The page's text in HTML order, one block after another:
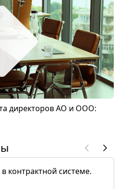
директоров АО и ООО:
контрактной системе.